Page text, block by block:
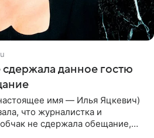
данное гостю
имя — Илья Яцкевич)
что журналистка и
не сдержала обещание,